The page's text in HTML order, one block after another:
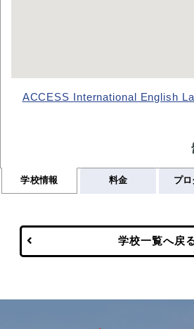
ACCESS International English
学校情報 料金 プ
学校一覧へ戻